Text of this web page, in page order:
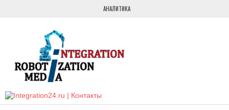
АНАЛИТИКА